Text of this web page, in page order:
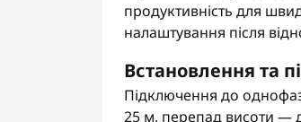
продуктивність для
налаштування після
Встановлення та
Підключення до
25 м, перепад висоти —